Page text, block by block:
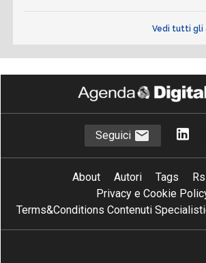
Vedi tutti gli
Seguici
About Autori Tags
Privacy e Cookie
Terms&Conditions Contenuti